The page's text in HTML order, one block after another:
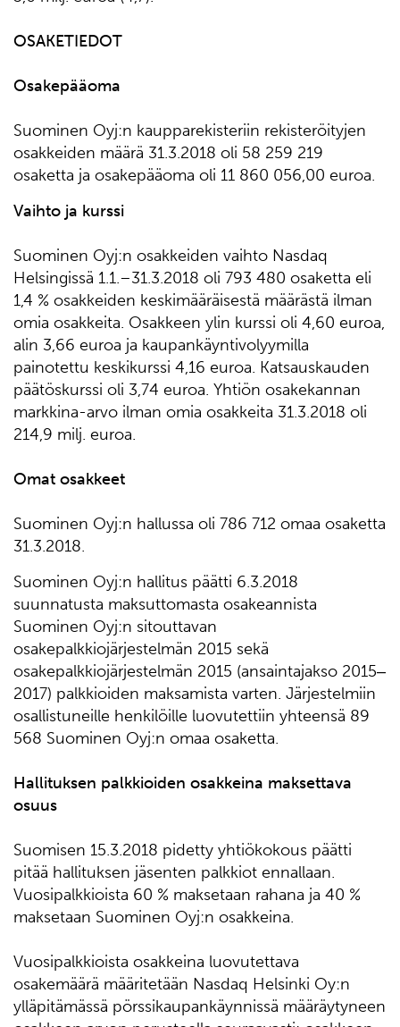
OSAKETIEDOT
Osakepääoma
Suominen Oyj:n kaupparekisteriin rekisteröityjen
osakkeiden määrä 31.3.2018 oli 58 259 219
osaketta ja osakepääoma oli 11 860 056,00 euroa.
Vaihto ja kurssi
Suominen Oyj:n osakkeiden vaihto Nasdaq
Helsingissä 1.1.–31.3.2018 oli 793 480 osaketta eli
1,4 % osakkeiden keskimääräisestä määrästä ilman
omia osakkeita. Osakkeen ylin kurssi oli 4,60 euroa,
alin 3,66 euroa ja kaupankäyntivolyymilla
painotettu keskikurssi 4,16 euroa. Katsauskauden
päätöskurssi oli 3,74 euroa. Yhtiön osakekannan
markkina-arvo ilman omia osakkeita 31.3.2018 oli
214,9 milj. euroa.
Omat osakkeet
Suominen Oyj:n hallussa oli 786 712 omaa osaketta
31.3.2018.
Suominen Oyj:n hallitus päätti 6.3.2018
suunnatusta maksuttomasta osakeannista
Suominen Oyj:n sitouttavan
osakepalkkiojärjestelmän 2015 sekä
osakepalkkiojärjestelmän 2015 (ansaintajakso 2015‒
2017) palkkioiden maksamista varten. Järjestelmiin
osallistuneille henkilöille luovutettiin yhteensä 89
568 Suominen Oyj:n omaa osaketta.
Hallituksen palkkioiden osakkeina maksettava
osuus
Suomisen 15.3.2018 pidetty yhtiökokous päätti
pitää hallituksen jäsenten palkkiot ennallaan.
Vuosipalkkioista 60 % maksetaan rahana ja 40 %
maksetaan Suominen Oyj:n osakkeina.
Vuosipalkkioista osakkeina luovutettava
osakemäärä määritetään Nasdaq Helsinki Oy:n
ylläpitämässä pörssikaupankäynnissä määräytyneen